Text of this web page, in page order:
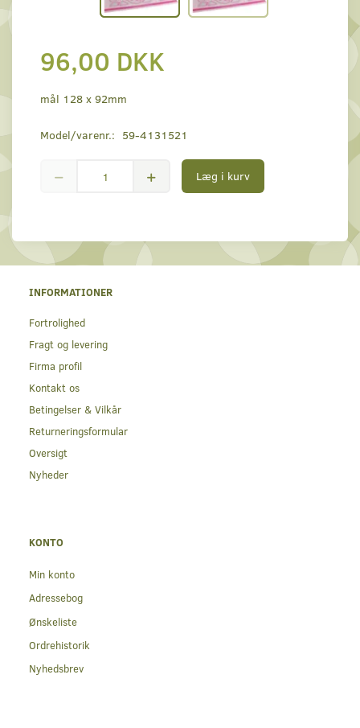
96,00 DKK
mål 128 x 92mm
Model/varenr.: 59-4131521
Læg i kurv
INFORMATIONER
Fortrolighed
Fragt og levering
Firma profil
Kontakt os
Betingelser & Vilkår
Returneringsformular
Oversigt
Nyheder
KONTO
Min konto
Adressebog
Ønskeliste
Ordrehistorik
Nyhedsbrev